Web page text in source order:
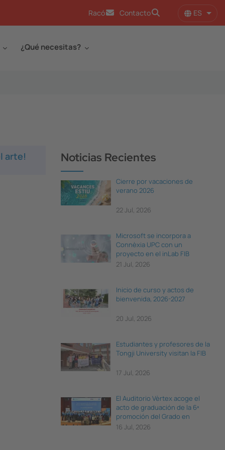
Racó Contacto ES
¿Qué necesitas?
arte! Noticias Recientes
Cierre por vacaciones de
verano 2026
22 Jul, 2026
Microsoft se incorpora a
Connèxia UPC con un
proyecto en el inLab FIB
21 Jul, 2026
Inicio de curso y actos de
bienvenida, 2026-2027
20 Jul, 2026
Estudiantes y profesores de la
Tongji University visitan la FIB
17 Jul, 2026
El Auditorio Vèrtex acoge el
acto de graduación de la 6ª
promoción del Grado en
Ciencia e Ingeniería de Datos
16 Jul, 2026